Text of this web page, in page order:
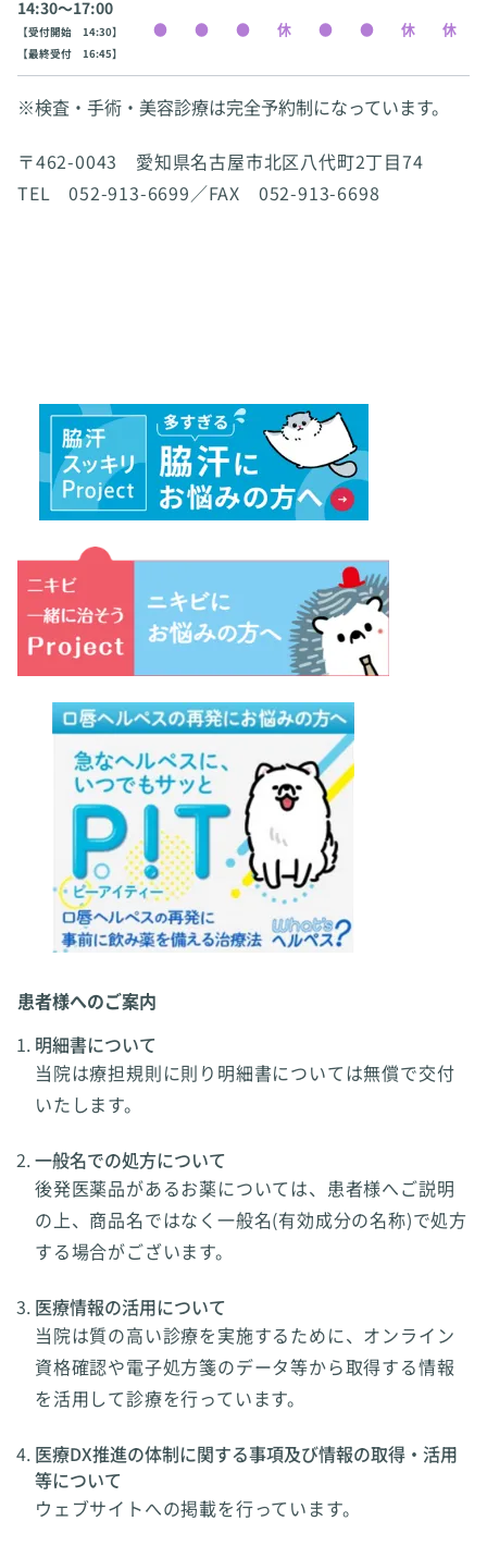
14:30〜17:00
【受付開始 14:30】
【最終受付 16:45】
※検査・手術・美容診療は完全予約制になっています。
〒462-0043 愛知県名古屋市北区八代町2丁目74
TEL 052-913-6699／FAX 052-913-6698
患者様へのご案内
明細書について
当院は療担規則に則り明細書については無償で交付
いたします。
一般名での処方について
後発医薬品があるお薬については、患者様へご説明
の上、商品名ではなく一般名(有効成分の名称)で処方
する場合がございます。
医療情報の活用について
当院は質の高い診療を実施するために、オンライン
資格確認や電子処方箋のデータ等から取得する情報
を活用して診療を行っています。
医療DX推進の体制に関する事項及び情報の取得・活用
等について
ウェブサイトへの掲載を行っています。